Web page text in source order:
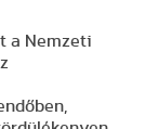
a Nemzeti